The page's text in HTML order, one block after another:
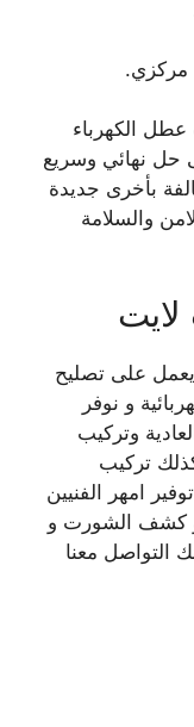
مركزي.
الكهرباء
حل نهائي وسريع
بأخرى جديدة
والسلامة
يعمل على تصليح
و نوفر
وتركيب
تركيب
امهر الفنيين
و كشف الشورت و
التواصل معنا